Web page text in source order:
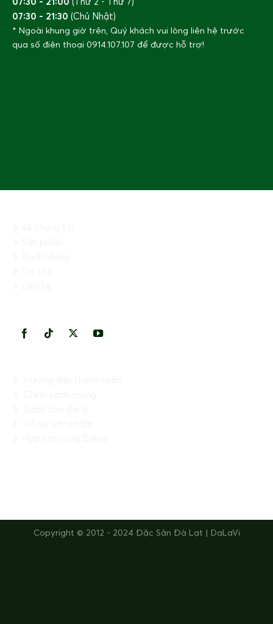
07:30 - 21:30 (Chủ Nhật)
* Ngoài khung giờ trên, Quý khách vui lòng liên hệ trước
qua số điện thoại 0914.107.107 để được hỗ trợ!
Copyright © 2012 - 2024 Đặc Sản Đà Lạt | DaLaVi